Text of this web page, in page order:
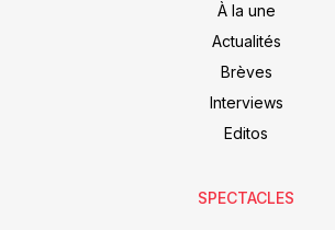
À la une
Actualités
Brèves
Interviews
Editos
SPECTACLES